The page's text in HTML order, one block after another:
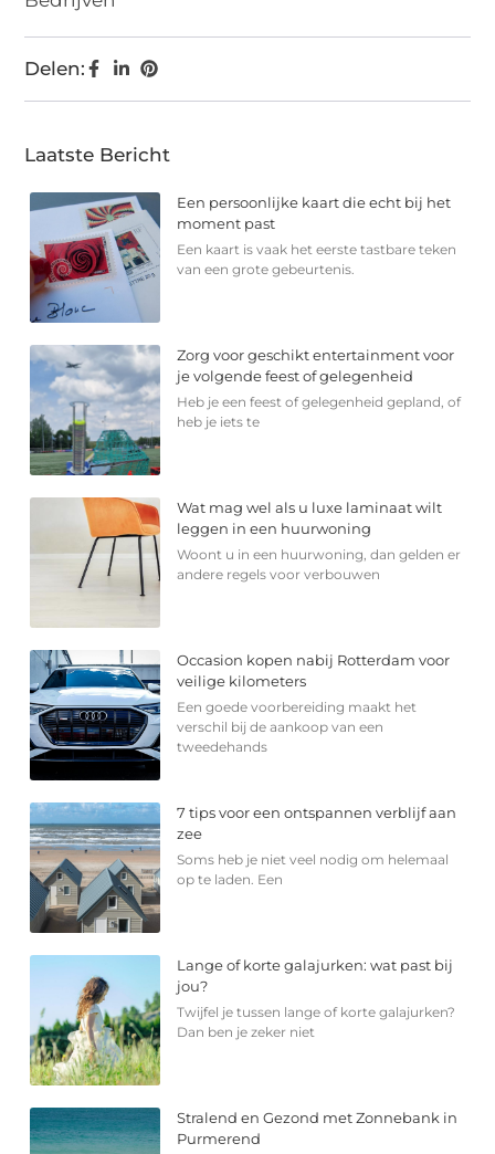
Delen:
Laatste Bericht
Een persoonlijke kaart die echt bij het
moment past
Een kaart is vaak het eerste tastbare teken
van een grote gebeurtenis.
Zorg voor geschikt entertainment voor
je volgende feest of gelegenheid
Heb je een feest of gelegenheid gepland, of
heb je iets te
Wat mag wel als u luxe laminaat wilt
leggen in een huurwoning
Woont u in een huurwoning, dan gelden er
andere regels voor verbouwen
Occasion kopen nabij Rotterdam voor
veilige kilometers
Een goede voorbereiding maakt het
verschil bij de aankoop van een
tweedehands
7 tips voor een ontspannen verblijf aan
zee
Soms heb je niet veel nodig om helemaal
op te laden. Een
Lange of korte galajurken: wat past bij
jou?
Twijfel je tussen lange of korte galajurken?
Dan ben je zeker niet
Stralend en Gezond met Zonnebank in
Purmerend